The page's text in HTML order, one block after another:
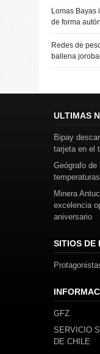
Lomas Bayas
de forma
Redes de
ballena
ULTIMAS
Bipay
tarjeta en el
Geógrafo de
Minera
excelencia
aniversario
SITIOS DE
GFZ
SERVICIO
DE CHILE